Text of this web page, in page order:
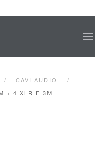
CAVI AUDIO
+ 4 XLR F 3M